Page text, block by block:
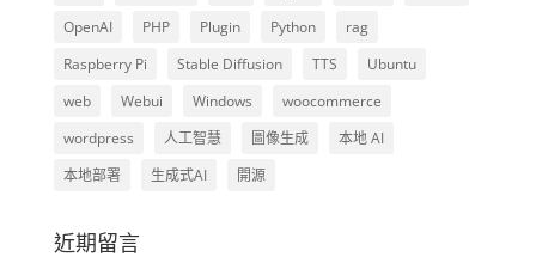
OpenAI
PHP Plugin Python
rag
Raspberry Pi
Stable Diffusion TTS
Ubuntu
web
Webui Windows
woocommerce
wordpress
人工智慧 圖像生成
本地 AI
本地部署
生成式AI 開源
近期留言